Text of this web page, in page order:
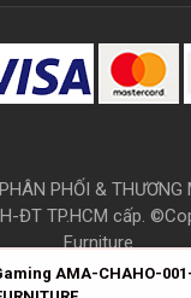
PHỐI & THƯƠNG
ĐT TP.HCM cấp.
Furniture
AMA-CHAHO-001-